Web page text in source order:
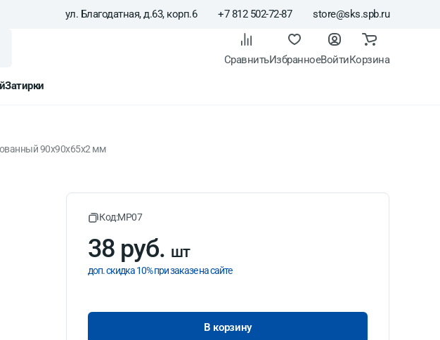
ул. Благодатная, д.63, корп.6 +7 812 502-72-87 store@sks.spb.ru
СравнитьИзбранноеВойтиКорзина
Затирки
90х90х65х2 мм
Код:MP07
38 руб. шт
доп. скидка 10% при заказе на сайте
В корзину